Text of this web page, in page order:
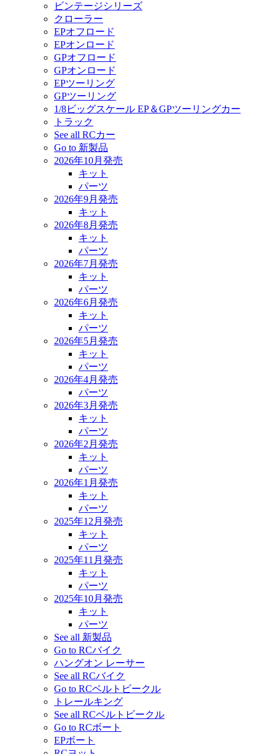
ビンテージシリーズ
クローラー
EPオフロード
EPオンロード
GPオフロード
GPオンロード
EPツーリング
GPツーリング
1/8ビッグスケール EP＆GPツーリングカー
トラック
See all RCカー
Go to 新製品
2026年10月発売
キット
パーツ
2026年9月発売
キット
2026年8月発売
キット
パーツ
2026年7月発売
キット
パーツ
2026年6月発売
キット
パーツ
2026年5月発売
キット
パーツ
2026年4月発売
パーツ
2026年3月発売
キット
パーツ
2026年2月発売
キット
パーツ
2026年1月発売
キット
パーツ
2025年12月発売
キット
パーツ
2025年11月発売
キット
パーツ
2025年10月発売
キット
パーツ
See all 新製品
Go to RCバイク
ハングオン レーサー
See all RCバイク
Go to RCベルトビークル
トレールキング
See all RCベルトビークル
Go to RCボート
EPボート